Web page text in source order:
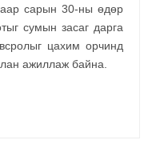
сарын 30-ны өдөр
сумын засаг дарга
цахим орчинд
ажиллаж байна.